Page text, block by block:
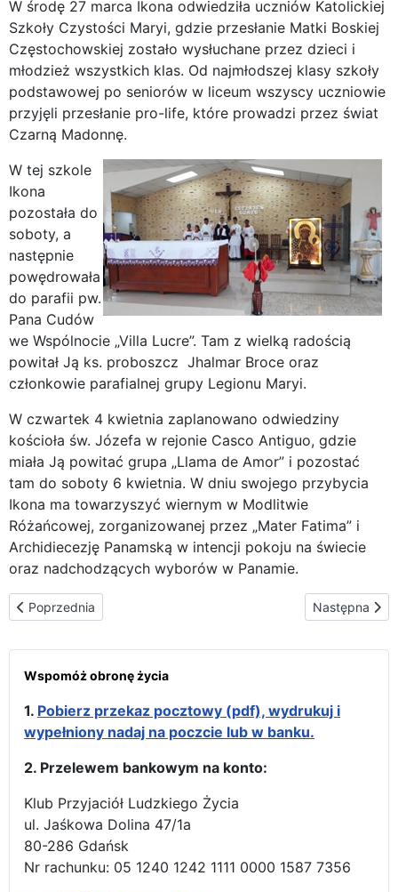
W środę 27 marca Ikona odwiedziła uczniów Katolickiej
Szkoły Czystości Maryi, gdzie przesłanie Matki Boskiej
Częstochowskiej zostało wysłuchane przez dzieci i
młodzież wszystkich klas. Od najmłodszej klasy szkoły
podstawowej po seniorów w liceum wszyscy uczniowie
przyjęli przesłanie pro-life, które prowadzi przez świat
Czarną Madonnę.
W tej szkole
Ikona
pozostała do
soboty, a
następnie
powędrowała
do parafii pw.
Pana Cudów
we Wspólnocie „Villa Lucre”. Tam z wielką radością
powitał Ją ks. proboszcz Jhalmar Broce oraz
członkowie parafialnej grupy Legionu Maryi.
W czwartek 4 kwietnia zaplanowano odwiedziny
kościoła św. Józefa w rejonie Casco Antiguo, gdzie
miała Ją powitać grupa „Llama de Amor” i pozostać
tam do soboty 6 kwietnia. W dniu swojego przybycia
Ikona ma towarzyszyć wiernym w Modlitwie
Różańcowej, zorganizowanej przez „Mater Fatima” i
Archidiecezję Panamską w intencji pokoju na świecie
oraz nadchodzących wyborów w Panamie.
Poprzednia strona: Karmelitanki bose w Panamie gościły Matkę
Poprzednia Następna
Następna
Wspomóż obronę życia
1. Pobierz przekaz pocztowy (pdf), wydrukuj i
wypełniony nadaj na poczcie lub w banku.
2. Przelewem bankowym na konto:
Klub Przyjaciół Ludzkiego Życia
ul. Jaśkowa Dolina 47/1a
80-286 Gdańsk
Nr rachunku: 05 1240 1242 1111 0000 1587 7356